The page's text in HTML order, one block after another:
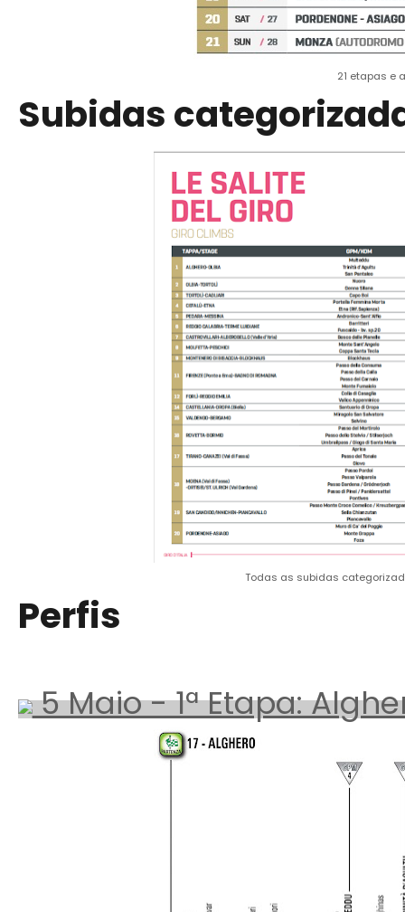
21 etapas e
Subidas
Todas as subidas
Perfis
5 Maio - 1ª Etapa: